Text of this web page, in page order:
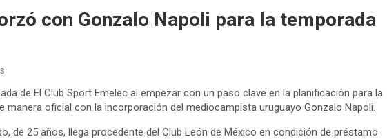
con Gonzalo Napoli para la temporada
de El Club Sport Emelec al empezar con un paso clave en la planificación para la
manera oficial con la incorporación del mediocampista uruguayo Gonzalo Napoli.
de 25 años, llega procedente del Club León de México en condición de préstamo